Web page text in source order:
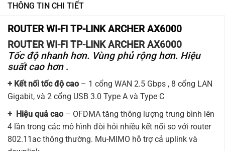
THÔNG TIN CHI TIẾT
ROUTER WI-FI TP-LINK ARCHER AX6000
ROUTER WI-FI TP-LINK ARCHER AX6000
Tốc độ nhanh hơn. Vùng phủ rộng hơn. Hiệu
suất cao hơn.
+ Kết nối tốc độ cao – 1 cổng WAN 2.5 Gbps , 8 cổng LAN
Gigabit, và 2 cổng USB 3.0 Type A và Type C
+ Hiệu quả cao – OFDMA tăng thông lượng trung bình lên
4 lần trong các mô hình đòi hỏi nhiều kết nối so với router
802.11ac thông thường. Mu-MIMO hỗ trợ cả uplink và